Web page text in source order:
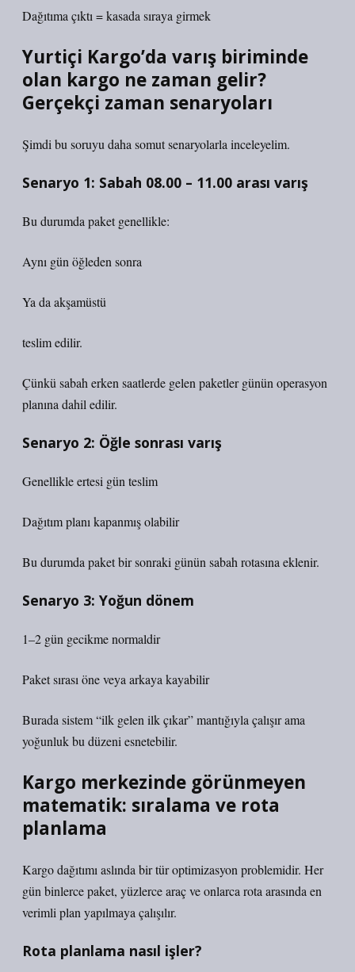
Dağıtıma çıktı = kasada sıraya girmek
Yurtiçi Kargo’da varış biriminde
olan kargo ne zaman gelir?
Gerçekçi zaman senaryoları
Şimdi bu soruyu daha somut senaryolarla inceleyelim.
Senaryo 1: Sabah 08.00 – 11.00 arası varış
Bu durumda paket genellikle:
Aynı gün öğleden sonra
Ya da akşamüstü
teslim edilir.
Çünkü sabah erken saatlerde gelen paketler günün operasyon
planına dahil edilir.
Senaryo 2: Öğle sonrası varış
Genellikle ertesi gün teslim
Dağıtım planı kapanmış olabilir
Bu durumda paket bir sonraki günün sabah rotasına eklenir.
Senaryo 3: Yoğun dönem
1–2 gün gecikme normaldir
Paket sırası öne veya arkaya kayabilir
Burada sistem “ilk gelen ilk çıkar” mantığıyla çalışır ama
yoğunluk bu düzeni esnetebilir.
Kargo merkezinde görünmeyen
matematik: sıralama ve rota
planlama
Kargo dağıtımı aslında bir tür optimizasyon problemidir. Her
gün binlerce paket, yüzlerce araç ve onlarca rota arasında en
verimli plan yapılmaya çalışılır.
Rota planlama nasıl işler?